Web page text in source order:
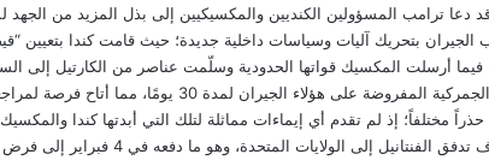
دعا ترامب المسؤولين الكنديين والمكسيكيين إلى بذل المزيد من الجهد
الجيران بتحريك آليات وسياسات داخلية جديدة؛ حيث قامت كندا بتعيين
فيما أرسلت المكسيك قواتها الحدودية وسلّمت عناصر من الكارتيل إلى
لمدة 30 يومًا، مما أتاح فرصة لمراجعة الاستراتيجية والإجراءات المتبعة.
مختلفاً؛ إذ لم تقدم أي إيماءات مماثلة لتلك التي أبدتها كندا